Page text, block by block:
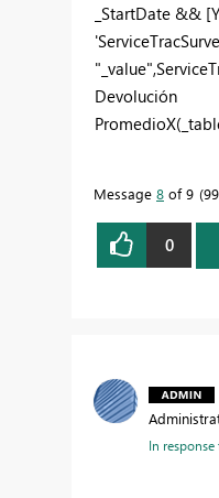
_StartDate &&
"_value"
Devolución
PromedioX
Message 8 of 9
0
In response